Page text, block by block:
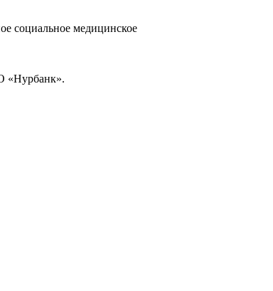
социальное медицинское
«Нурбанк».